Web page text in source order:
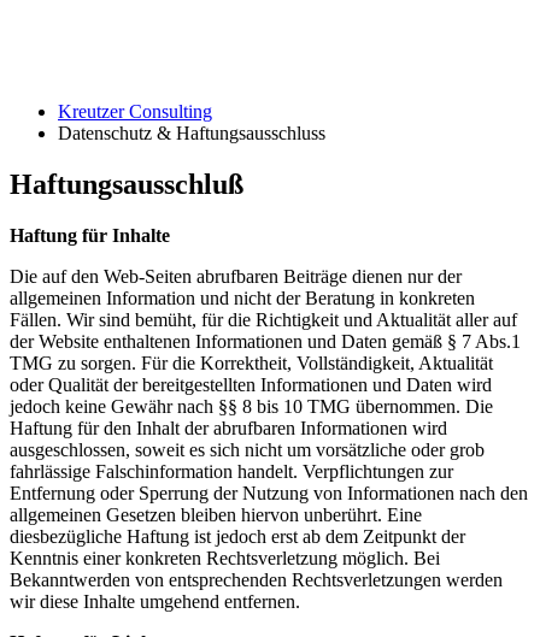
Kreutzer Consulting
Datenschutz & Haftungsausschluss
Haftungsausschluß
Haftung für Inhalte
Die auf den Web-Seiten abrufbaren Beiträge dienen nur der
allgemeinen Information und nicht der Beratung in konkreten
Fällen. Wir sind bemüht, für die Richtigkeit und Aktualität aller auf
der Website enthaltenen Informationen und Daten gemäß § 7 Abs.1
TMG zu sorgen. Für die Korrektheit, Vollständigkeit, Aktualität
oder Qualität der bereitgestellten Informationen und Daten wird
jedoch keine Gewähr nach §§ 8 bis 10 TMG übernommen. Die
Haftung für den Inhalt der abrufbaren Informationen wird
ausgeschlossen, soweit es sich nicht um vorsätzliche oder grob
fahrlässige Falschinformation handelt. Verpflichtungen zur
Entfernung oder Sperrung der Nutzung von Informationen nach den
allgemeinen Gesetzen bleiben hiervon unberührt. Eine
diesbezügliche Haftung ist jedoch erst ab dem Zeitpunkt der
Kenntnis einer konkreten Rechtsverletzung möglich. Bei
Bekanntwerden von entsprechenden Rechtsverletzungen werden
wir diese Inhalte umgehend entfernen.